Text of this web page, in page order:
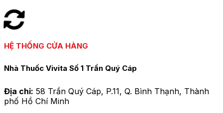
HỆ THỐNG CỬA HÀNG
Nhà Thuốc Vivita Số 1 Trần Quý Cáp
Địa chỉ: 58 Trần Quý Cáp, P.11, Q. Bình Thạnh, Thành
phố Hồ Chí Minh